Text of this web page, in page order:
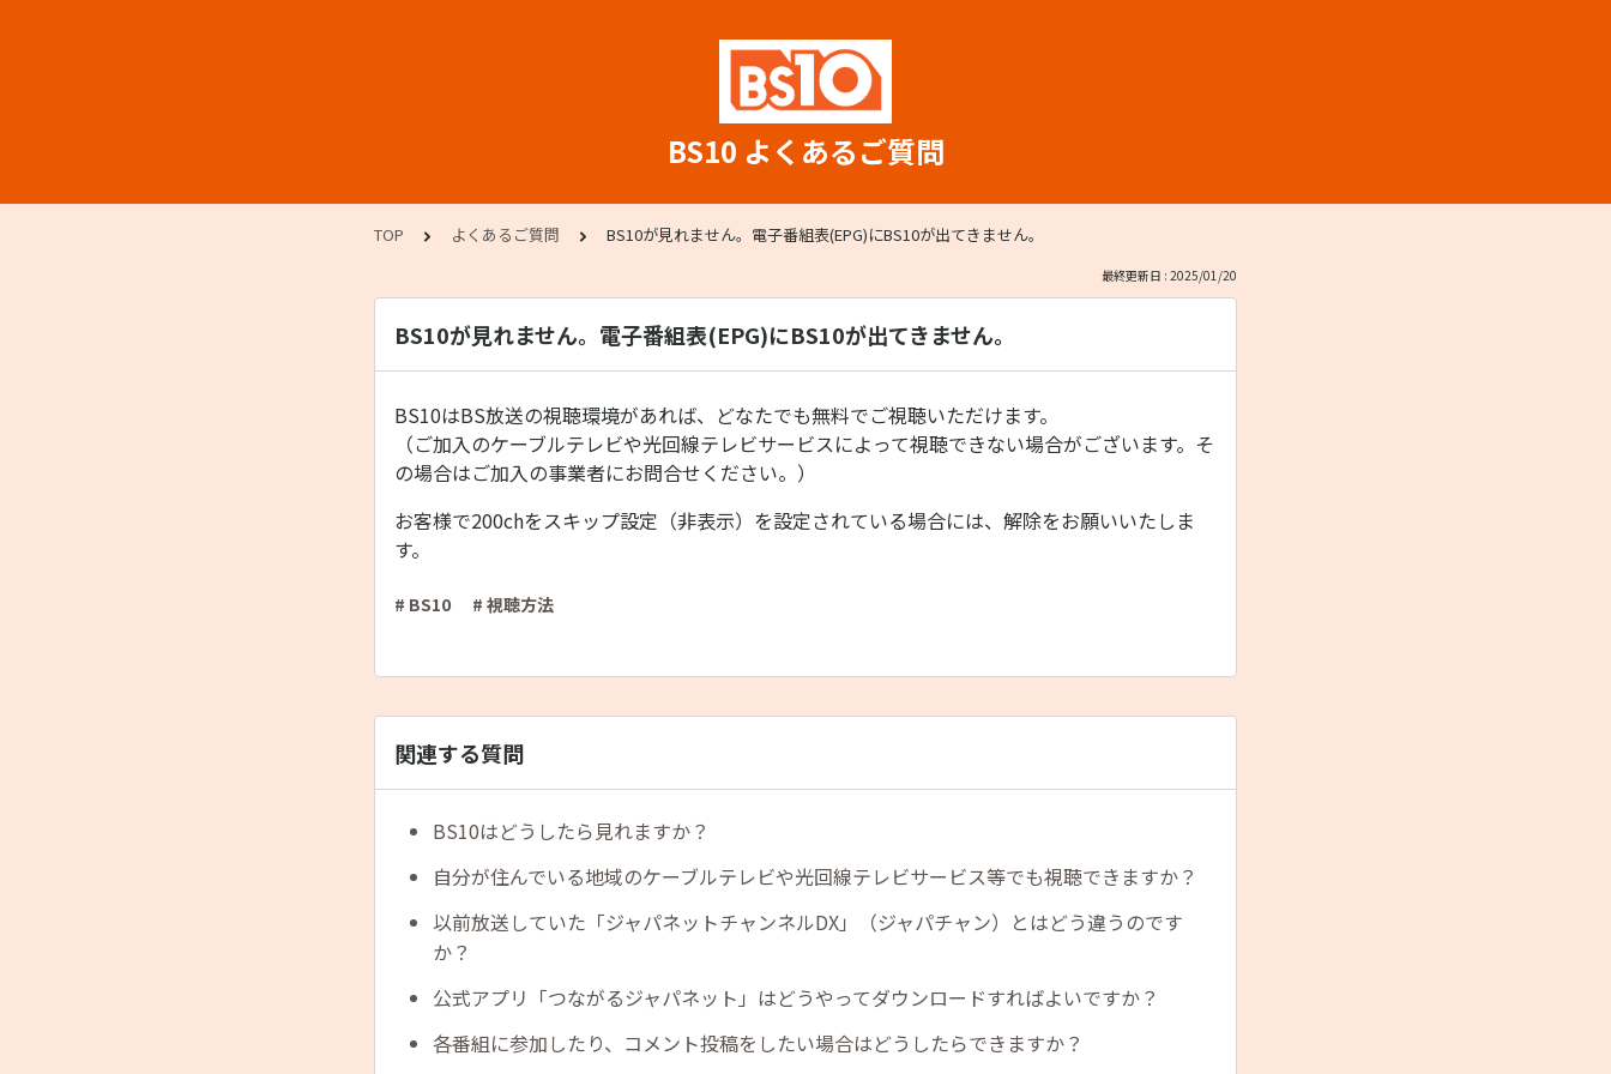
BS10 よくあるご質問
TOP よくあるご質問 BS10が見れません。電子番組表(EPG)にBS10が出てきません。
最終更新日 : 2025/01/20
BS10が見れません。電子番組表(EPG)にBS10が出てきません。
BS10はBS放送の視聴環境があれば、どなたでも無料でご視聴いただけます。
（ご加入のケーブルテレビや光回線テレビサービスによって視聴できない場合がございます。そ
の場合はご加入の事業者にお問合せください。）
お客様で200chをスキップ設定（非表示）を設定されている場合には、解除をお願いいたしま
す。
# BS10 # 視聴方法
関連する質問
BS10はどうしたら見れますか？
自分が住んでいる地域のケーブルテレビや光回線テレビサービス等でも視聴できますか？
以前放送していた「ジャパネットチャンネルDX」（ジャパチャン）とはどう違うのです
か？
公式アプリ「つながるジャパネット」はどうやってダウンロードすればよいですか？
各番組に参加したり、コメント投稿をしたい場合はどうしたらできますか？